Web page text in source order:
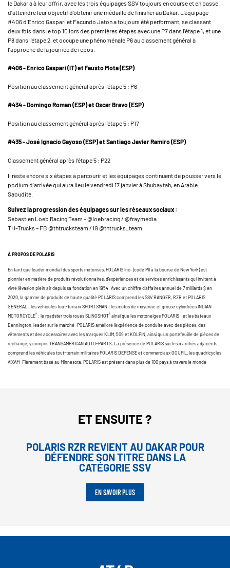
le Dakar a à leur offrir, avec les trois équipages SSV toujours en course et en passe
d'atteindre leur objectif d'obtenir une médaille de finisher au Dakar. L'équipage
#406 d'Enrico Gaspari et Facundo Jaton a toujours été performant, se classant
deux fois dans le top 10 lors des premières étapes avec une P7 dans l'étape 1, et une
P8 dans l'étape 2, et occupe une phénoménale P6 au classement général à
l'approche de la journée de repos.
#406 - Enrico Gaspari (IT) et Fausto Mota (ESP)
Position au classement général après l'étape 5 : P6
#434 - Domingo Roman (ESP) et Oscar Bravo (ESP)
Position au classement général après l'étape 5 : P17
#435 - José Ignacio Gayoso (ESP) et Santiago Javier Ramiro (ESP)
Classement général après l'étape 5 : P22
Il reste encore six étapes à parcourir et les équipages continuent de pousser vers le
podium d'arrivée qui aura lieu le vendredi 17 janvier à Shubaytah, en Arabie
Saoudite.
Suivez la progression des équipages sur les réseaux sociaux :
Sébastien Loeb Racing Team – @loebracing / @fraymedia
TH-Trucks – FB @thtrucksteam / IG @thtrucks_team
À PROPOS DE POLARIS
En tant que leader mondial des sports motorisés, POLARIS Inc. (codé PII à la bourse de New York) est
pionnier en matière de produits révolutionnaires, d’expériences et de services enrichissants qui invitent à
vivre l’évasion plein air depuis sa fondation en 1954. Avec un chiffre d’affaires annuel de 7 milliards $ en
2020, la gamme de produits de haute qualité POLARIS comprend les SSV RANGER, RZR et POLARIS
GENERAL ; les véhicules tout-terrain SPORTSMAN ; les motos de moyenne et grosse cylindrées INDIAN
MOTORCYCLE® ; le roadster trois roues SLINGSHOT® ainsi que les motoneiges POLARIS ; et les bateaux
Bennington, leader sur le marché. POLARIS améliore l’expérience de conduite avec des pièces, des
vêtements et des accessoires avec les marques KLIM, 509 et KOLPIN, ainsi qu’un portefeuille de pièces de
rechange, y compris TRANSAMERICAN AUTO-PARTS. La présence de POLARIS sur les marchés adjacents
comprend les véhicules tout-terrain militaires POLARIS DEFENSE et commerciaux GOUPIL, les quadricycles
AIXAM. Fièrement basé au Minnesota, POLARIS est présent dans plus de 100 pays à travers le monde.
ET ENSUITE ?
POLARIS RZR REVIENT AU DAKAR POUR
DÉFENDRE SON TITRE DANS LA
CATÉGORIE SSV
EN SAVOIR PLUS